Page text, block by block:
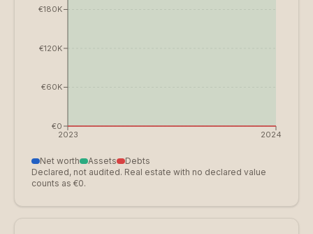
2023 2024
€0
€60K
€120K
€180K
Net worth Assets
Debts
Declared, not audited. Real estate with no declared value
counts as €0.